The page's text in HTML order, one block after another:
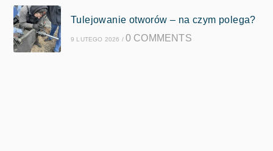
Tulejowanie otworów – na czym polega?
9 LUTEGO 2026 / 0 COMMENTS